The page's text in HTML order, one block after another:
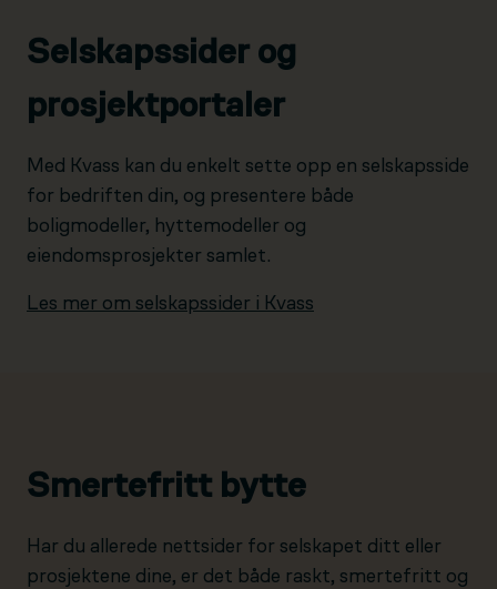
Selskapssider og
prosjektportaler
Med Kvass kan du enkelt sette opp en selskapsside
for bedriften din, og presentere både
boligmodeller, hyttemodeller og
eiendomsprosjekter samlet.
Les mer om selskapssider i Kvass
Smertefritt bytte
Har du allerede nettsider for selskapet ditt eller
prosjektene dine, er det både raskt, smertefritt og